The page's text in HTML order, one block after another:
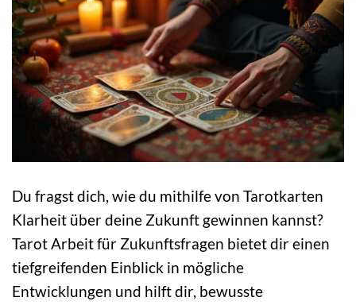
Du fragst dich, wie du mithilfe von Tarotkarten
Klarheit über deine Zukunft gewinnen kannst?
Tarot Arbeit für Zukunftsfragen bietet dir einen
tiefgreifenden Einblick in mögliche
Entwicklungen und hilft dir, bewusste